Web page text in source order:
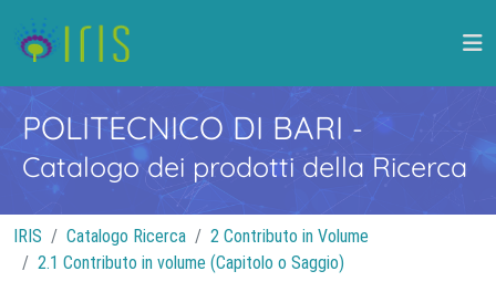
POLITECNICO DI BARI -
Catalogo dei prodotti della Ricerca
IRIS Catalogo Ricerca
2 Contributo in Volume
2.1 Contributo in volume (Capitolo o Saggio)